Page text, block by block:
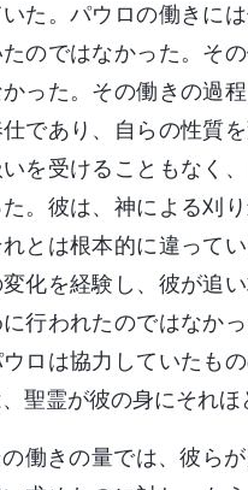
いた。パウロの働きに
のではなかった。そ
った。その働きの過
であり、自らの性質
いを受けることもなく
た。彼は、神による刈
れとは根本的に違って
化を経験し、彼が追
行われたのではなか
ウロは協力していたも
聖霊が彼の身にそれほ
働きの量では、彼ら